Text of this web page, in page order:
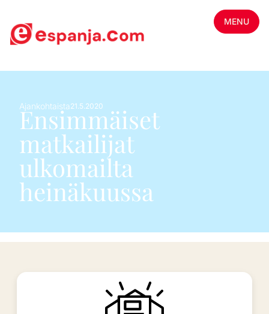
MENU
Ajankohtaista21.5.2020
Ensimmäiset
matkailijat
ulkomailta
heinäkuussa